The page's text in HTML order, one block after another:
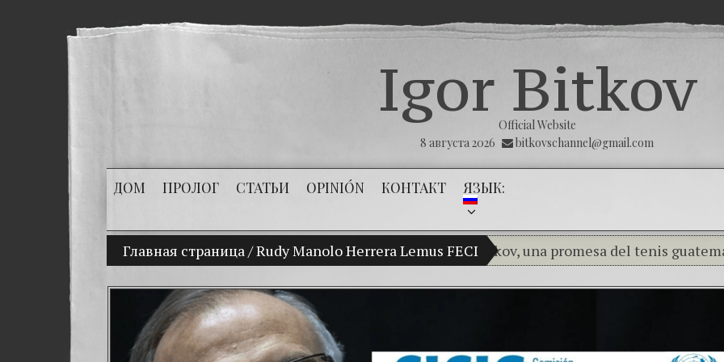
Igor Bitkov
Official Website
8 августа 2026
bitkovschannel@gmail.com
ДОМ ПРОЛОГ СТАТЬИ OPINIÓN КОНТАКТ ЯЗЫК:
Главная страница/Rudy Manolo Herrera Lemus FECI
(Español) Mi hijo Vladimir Bitkov, una promesa del tenis guatemalteco.
(Español) La impunidad absoluta